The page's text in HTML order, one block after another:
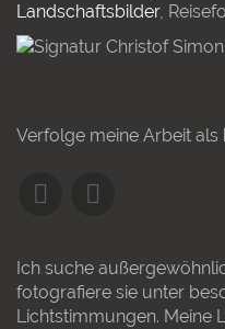
Landschaftsbilder,
Verfolge meine Arbeit als
Ich suche
fotografiere sie unter
Lichtstimmungen. Meine